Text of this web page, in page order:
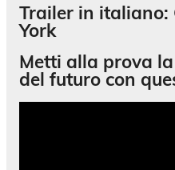
Trailer in italiano:
York
Metti alla prova
del futurocon